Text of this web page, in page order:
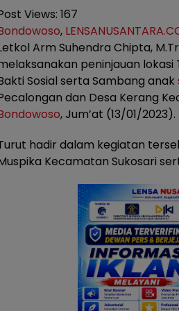
Views: 167
,
Arm Suhendra Chipta,
peninjauan lokasi
Sosial serta Sambang anak
dan Desa Kerang
, Jum’at (13/01/2023).
hadir dalam kegiatan
Kecamatan Sukosari